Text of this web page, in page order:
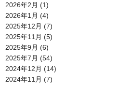
2026年2月 (1)
2026年1月 (4)
2025年12月 (7)
2025年11月 (5)
2025年9月 (6)
2025年7月 (54)
2024年12月 (14)
2024年11月 (7)